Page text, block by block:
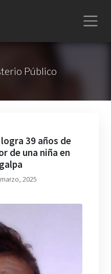
Público
39 años de
de una niña en
2025